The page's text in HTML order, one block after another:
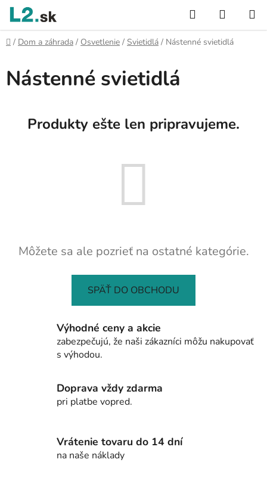
Prejsť
obsah
Hľadať
KOŠÍK
Domov
/ Dom a záhrada / Osvetlenie / Svietidlá / Nástenné svietidlá
Nástenné svietidlá
Produkty ešte len pripravujeme.
Môžete sa ale pozrieť na ostatné kategórie.
SPÄŤ DO OBCHODU
Výhodné ceny a akcie
zabezpečujú, že naši zákazníci môžu nakupovať
s výhodou.
Doprava vždy zdarma
pri platbe vopred.
Vrátenie tovaru do 14 dní
na naše náklady